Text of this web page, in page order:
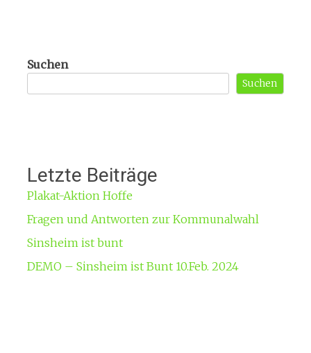
Suchen
Suchen
Letzte Beiträge
Plakat-Aktion Hoffe
Fragen und Antworten zur Kommunalwahl
Sinsheim ist bunt
DEMO – Sinsheim ist Bunt 10.Feb. 2024